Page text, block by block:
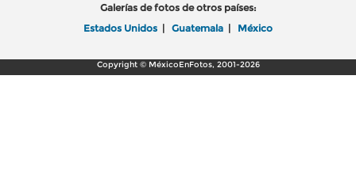
Galerías de fotos de otros países:
Estados Unidos | Guatemala | México
Copyright © MéxicoEnFotos, 2001-2026